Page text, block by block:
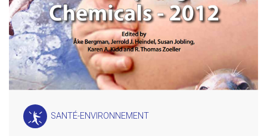
SANTÉ-ENVIRONNEMENT